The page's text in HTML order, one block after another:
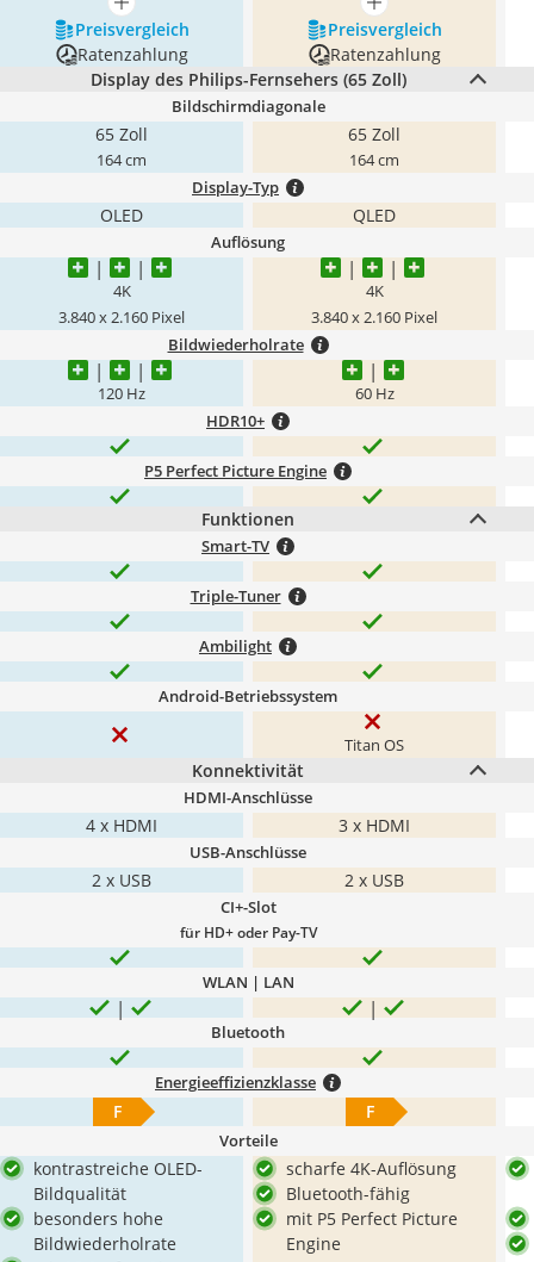
mehr anzeigen
mehr anzeigen
Preis­vergleich
Preis­vergleich
Ratenzahlung
Ratenzahlung
Display des Philips-Fernsehers (65 Zoll)
Bildschirmdiagonale
65 Zoll
164 cm
65 Zoll
164 cm
Display-Typ
OLED QLED
Auflösung
4K
3.840 x 2.160 Pixel
4K
3.840 x 2.160 Pixel
Bildwiederholrate
120 Hz 60 Hz
HDR10+
P5 Perfect Picture Engine
Funktionen
Smart-TV
Triple-Tuner
Ambilight
Android-Betriebssystem
Titan OS
Konnektivität
HDMI-Anschlüsse
4 x HDMI 3 x HDMI
USB-Anschlüsse
2 x USB 2 x USB
CI+-Slot
für HD+ oder Pay-TV
WLAN | LAN
Bluetooth
Energieeffizienzklasse
F F
Vorteile
kontrastreiche OLED-
Bildqualität
besonders hohe
Bildwiederholrate
scharfe 4K-Auflösung
Bluetooth-fähig
mit P5 Perfect Picture
Engine